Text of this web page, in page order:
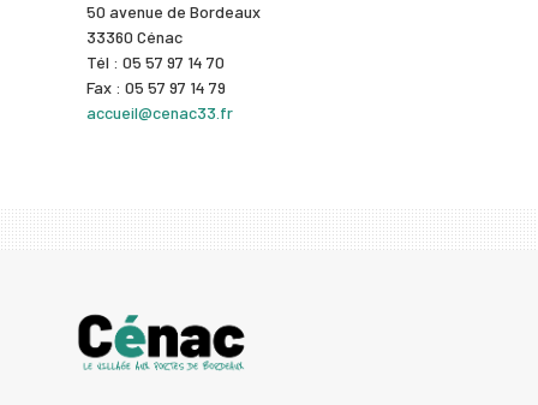
50 avenue de Bordeaux
33360 Cénac
Tél : 05 57 97 14 70
Fax : 05 57 97 14 79
accueil@cenac33.fr